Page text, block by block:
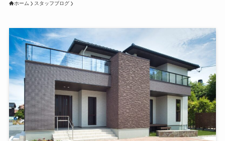
ホーム スタッフブログ